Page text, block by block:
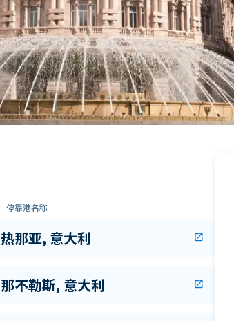
停靠港名称
热那亚, 意大利 open_in_new
那不勒斯, 意大利 open_in_new